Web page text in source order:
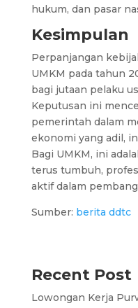
hukum, dan pasar
Kesimpulan
Perpanjangan
UMKM pada tahun
bagi jutaan pelaku
Keputusan ini
pemerintah dalam
ekonomi yang adil,
Bagi UMKM, ini
terus tumbuh,
aktif dalam
Sumber: berita ddtc
Recent Post
Lowongan Kerja